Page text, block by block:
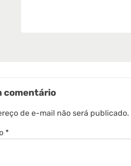
comentário
de e-mail não será publicado.
*